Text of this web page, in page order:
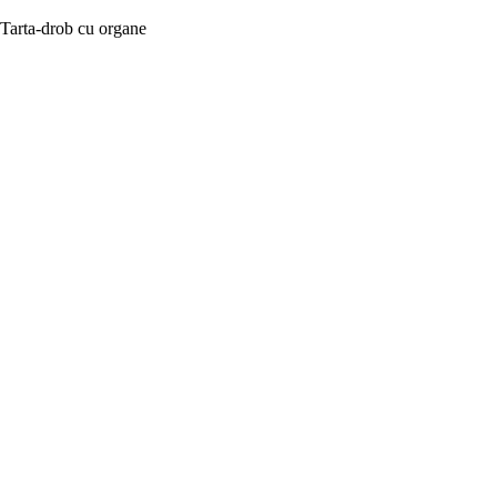
Tarta-drob cu organe